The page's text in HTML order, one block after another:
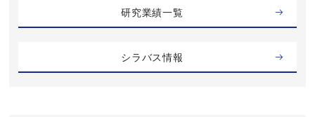
研究業績一覧
シラバス情報